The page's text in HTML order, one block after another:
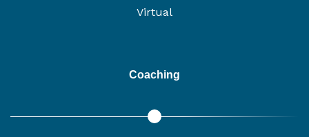
Virtual
Coaching